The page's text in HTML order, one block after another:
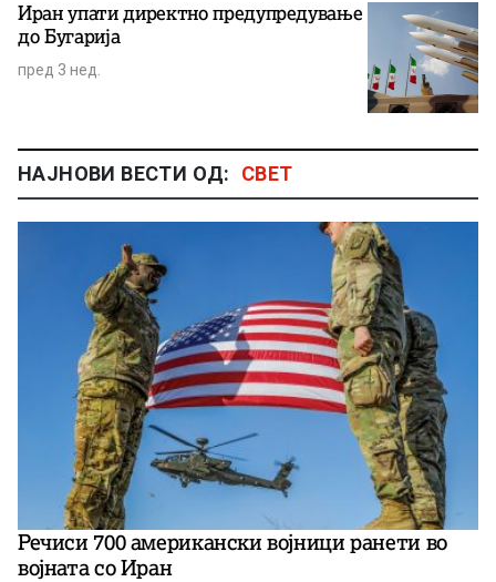
Иран упати директно предупредување
до Бугарија
пред 3 нед.
НАЈНОВИ ВЕСТИ ОД: СВЕТ
Речиси 700 американски војници ранети во
војната со Иран